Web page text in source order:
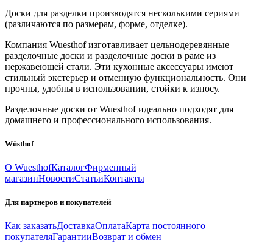
Доски для разделки производятся несколькими сериями
(различаются по размерам, форме, отделке).
Компания Wuesthof изготавливает цельнодеревянные
разделочные доски и разделочные доски в раме из
нержавеющей стали. Эти кухонные аксессуары имеют
стильный экстерьер и отменную функциональность. Они
прочны, удобны в использовании, стойки к износу.
Разделочные доски от Wuesthof идеально подходят для
домашнего и профессионального использования.
Wüsthof
О WuesthofКаталогФирменный
магазинНовостиСтатьиКонтакты
Для партнеров и покупателей
Как заказатьДоставкаОплатаКарта постоянного
покупателяГарантииВозврат и обмен